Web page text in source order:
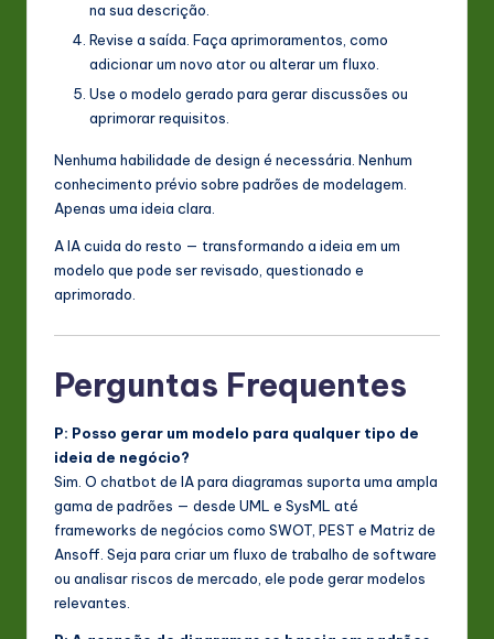
na sua descrição.
Revise a saída. Faça aprimoramentos, como
adicionar um novo ator ou alterar um fluxo.
Use o modelo gerado para gerar discussões ou
aprimorar requisitos.
Nenhuma habilidade de design é necessária. Nenhum
conhecimento prévio sobre padrões de modelagem.
Apenas uma ideia clara.
A IA cuida do resto — transformando a ideia em um
modelo que pode ser revisado, questionado e
aprimorado.
Perguntas Frequentes
P: Posso gerar um modelo para qualquer tipo de
ideia de negócio?
Sim. O chatbot de IA para diagramas suporta uma ampla
gama de padrões — desde UML e SysML até
frameworks de negócios como SWOT, PEST e Matriz de
Ansoff. Seja para criar um fluxo de trabalho de software
ou analisar riscos de mercado, ele pode gerar modelos
relevantes.